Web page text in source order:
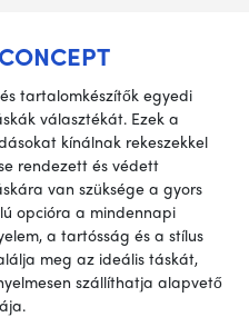
tartalomkészítők egyedi
választékát. Ezek a
kínálnak rekeszekkel
rendezett és védett
van szüksége a gyors
opcióra a mindennapi
a tartósság és a stílus
meg az ideális táskát,
szállíthatja alapvető